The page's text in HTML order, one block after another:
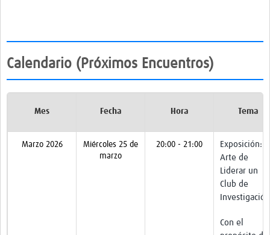
Calendario (Próximos Encuentros)
Mes Fecha Hora Tema
Marzo 2026
Miércoles 25 de
marzo
20:00 - 21:00
Exposición:
Arte de
Liderar un
Club de
Con el